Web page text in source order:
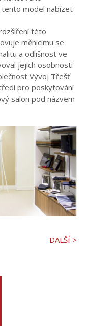
tento model nabízet
této
měnícímu se
a odlišnost ve
jejich osobnosti
Vývoj Třešť
pro poskytování
salon pod názvem
DALŠÍ >